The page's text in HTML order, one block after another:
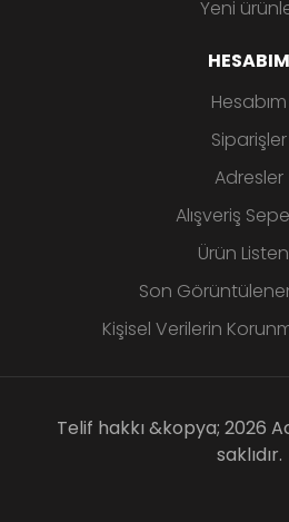
Yeni
HESABIM
Hesabım
Siparişler
Adresler
Alışveriş
Ürün
Son
Kişisel Verilerin
Telif hakkı &kopya; 2026
saklıdır.